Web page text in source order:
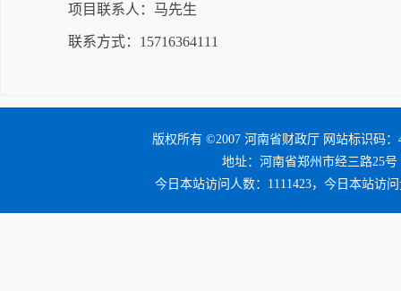
项目联系人：马先生
联系方式：15716364111
版权所有 ©2007 河南省财政厅 网站标识码：
地址：河南省郑州市经三路25号
今日本站访问人数：1111423，今日本站访